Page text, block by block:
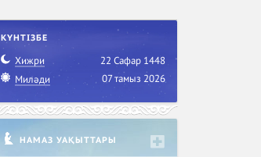
КҮНТІЗБЕ
Хижри
22 Сафар 1448
Миләди
07 тамыз 2026
НАМАЗ УАҚЫТТАРЫ